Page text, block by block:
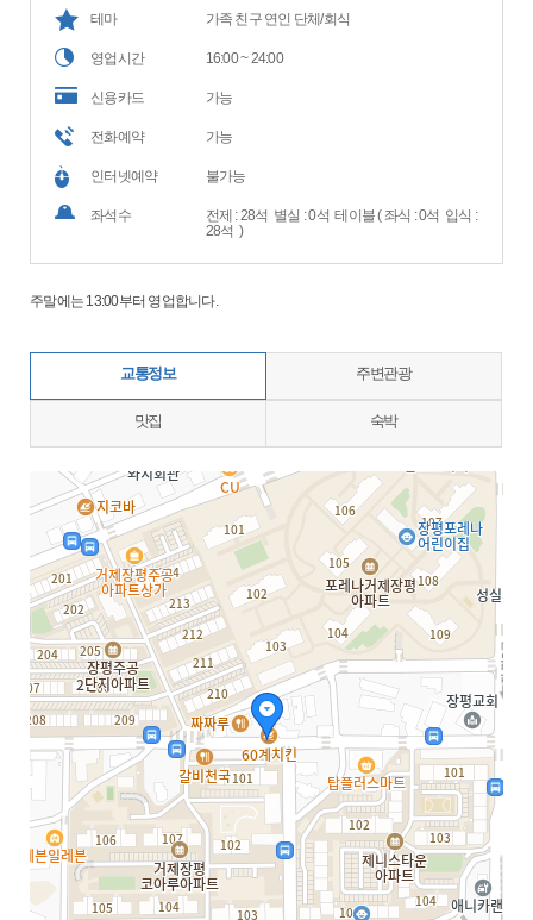
테마 가족 친구 연인 단체/회식
영업시간 16:00 ~ 24:00
신용카드 가능
전화예약 가능
인터넷예약 불가능
좌석수
전제 : 28석 별실 : 0석 테이블 ( 좌식 : 0석 입식 :
28석 )
주말에는 13:00부터 영업합니다.
교통정보 주변관광
맛집 숙박
지도삽입 (가로100%)